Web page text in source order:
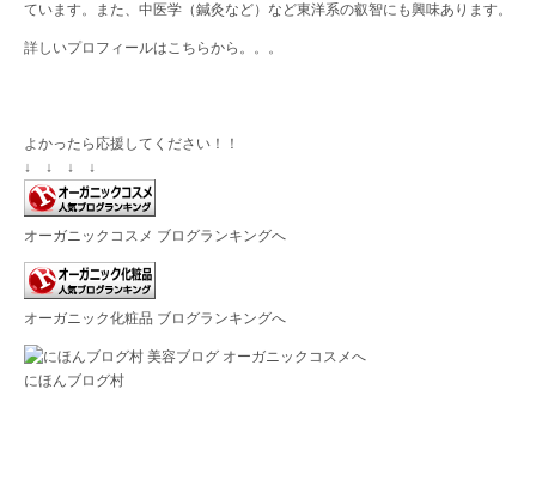
ています。また、中医学（鍼灸など）など東洋系の叡智にも興味あります。
詳しいプロフィールはこちらから。。。
よかったら応援してください！！
↓ ↓ ↓ ↓
オーガニックコスメ ブログランキングへ
オーガニック化粧品 ブログランキングへ
にほんブログ村